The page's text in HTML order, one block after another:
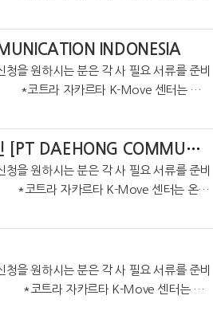
INDONESIA
을 원하시는 분은 각 사 필요 서류를 준비
하고 있습니다. https://cafe.nave
[마감] 대홍기획 인도네시아 법인 [PT DAEHONG COMMUNICATIONS INDONESIA]
을 원하시는 분은 각 사 필요 서류를 준비
. *코트라 자카르타 K-Move 센터는 온라
하고 있습니다. https://cafe.naver.com/k
을 원하시는 분은 각 사 필요 서류를 준비
하고 있습니다. https://cafe.na